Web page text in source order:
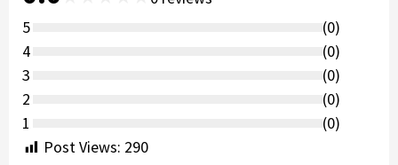
5
(0)
4
(0)
3
(0)
2
(0)
1
(0)
Post Views: 290